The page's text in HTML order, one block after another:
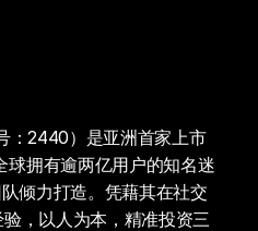
2440）是亚洲首家上市
球拥有逾两亿用户的知名迷
倾力打造。凭藉其在社交
，以人为本，精准投资三